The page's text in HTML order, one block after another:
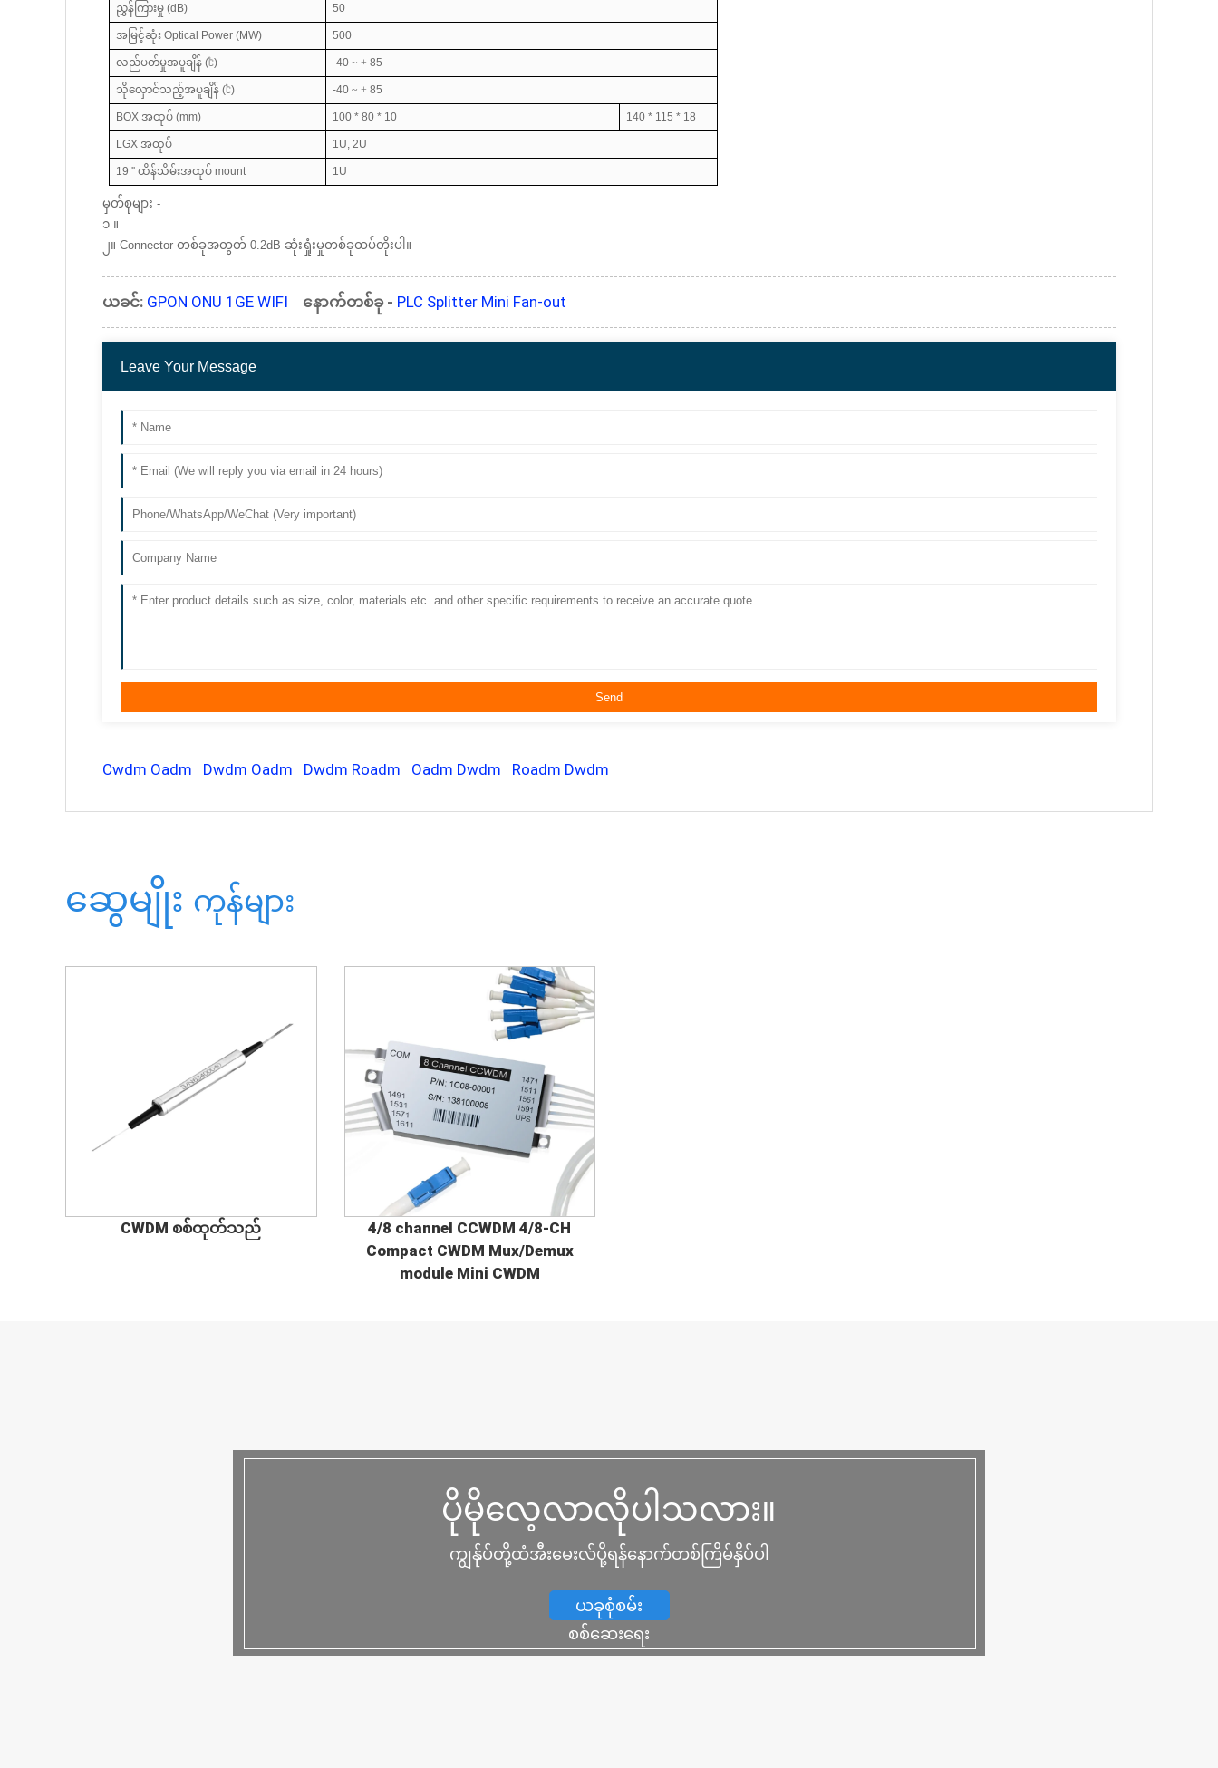
ညွှန်ကြားမှု (dB) 50
အမြင့်ဆုံး Optical Power (MW) 500
လည်ပတ်မှုအပူချိန် (℃) -40~ +85
သိုလှောင်သည့်အပူချိန် (℃) -40~ +85
BOX အထုပ် (mm) 100 * 80 * 10 140 * 115 * 18
LGX အထုပ် 1U, 2U
19 '' ထိန်သိမ်းအထုပ် mount 1U
မှတ်စုများ -
၁ ။
၂။ Connector တစ်ခုအတွတ် 0.2dB ဆုံးရှုံးမှုတစ်ခုထပ်တိုးပါ။
ယခင်: GPON ONU 1GE WIFI နောက်တစ်ခု - PLC Splitter Mini Fan-out
Cwdm Oadm Dwdm Oadm Dwdm Roadm Oadm Dwdm Roadm Dwdm
ဆွေမျိုး ကုန်များ
CWDM စစ်ထုတ်သည်
4/8 channel CCWDM 4/8-CH
Compact CWDM Mux/Demux
module Mini CWDM
ပိုမိုလေ့လာလိုပါသလား။
ကျွန်ုပ်တို့ထံအီးမေးလ်ပို့ရန်နောက်တစ်ကြိမ်နှိပ်ပါ
ယခုစုံစမ်း
စစ်ဆေးရေး